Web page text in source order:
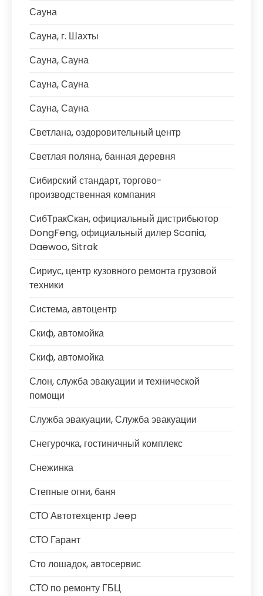
Сауна
Сауна, г. Шахты
Сауна, Сауна
Сауна, Сауна
Сауна, Сауна
Светлана, оздоровительный центр
Светлая поляна, банная деревня
Сибирский стандарт, торгово-
производственная компания
СибТракСкан, официальный дистрибьютор
DongFeng, официальный дилер Scania,
Daewoo, Sitrak
Сириус, центр кузовного ремонта грузовой
техники
Система, автоцентр
Скиф, автомойка
Скиф, автомойка
Слон, служба эвакуации и технической
помощи
Служба эвакуации, Служба эвакуации
Снегурочка, гостиничный комплекс
Снежинка
Степные огни, баня
СТО Автотехцентр Jeep
СТО Гарант
Сто лошадок, автосервис
СТО по ремонту ГБЦ